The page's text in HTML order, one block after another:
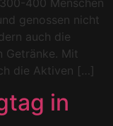
400 Menschen
genossen nicht
auch die
Getränke. Mit
die Aktiven […]
in